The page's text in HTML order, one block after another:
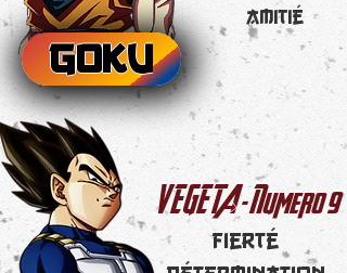
amitié
GOKU
VEGETA - Numero9
Fierté